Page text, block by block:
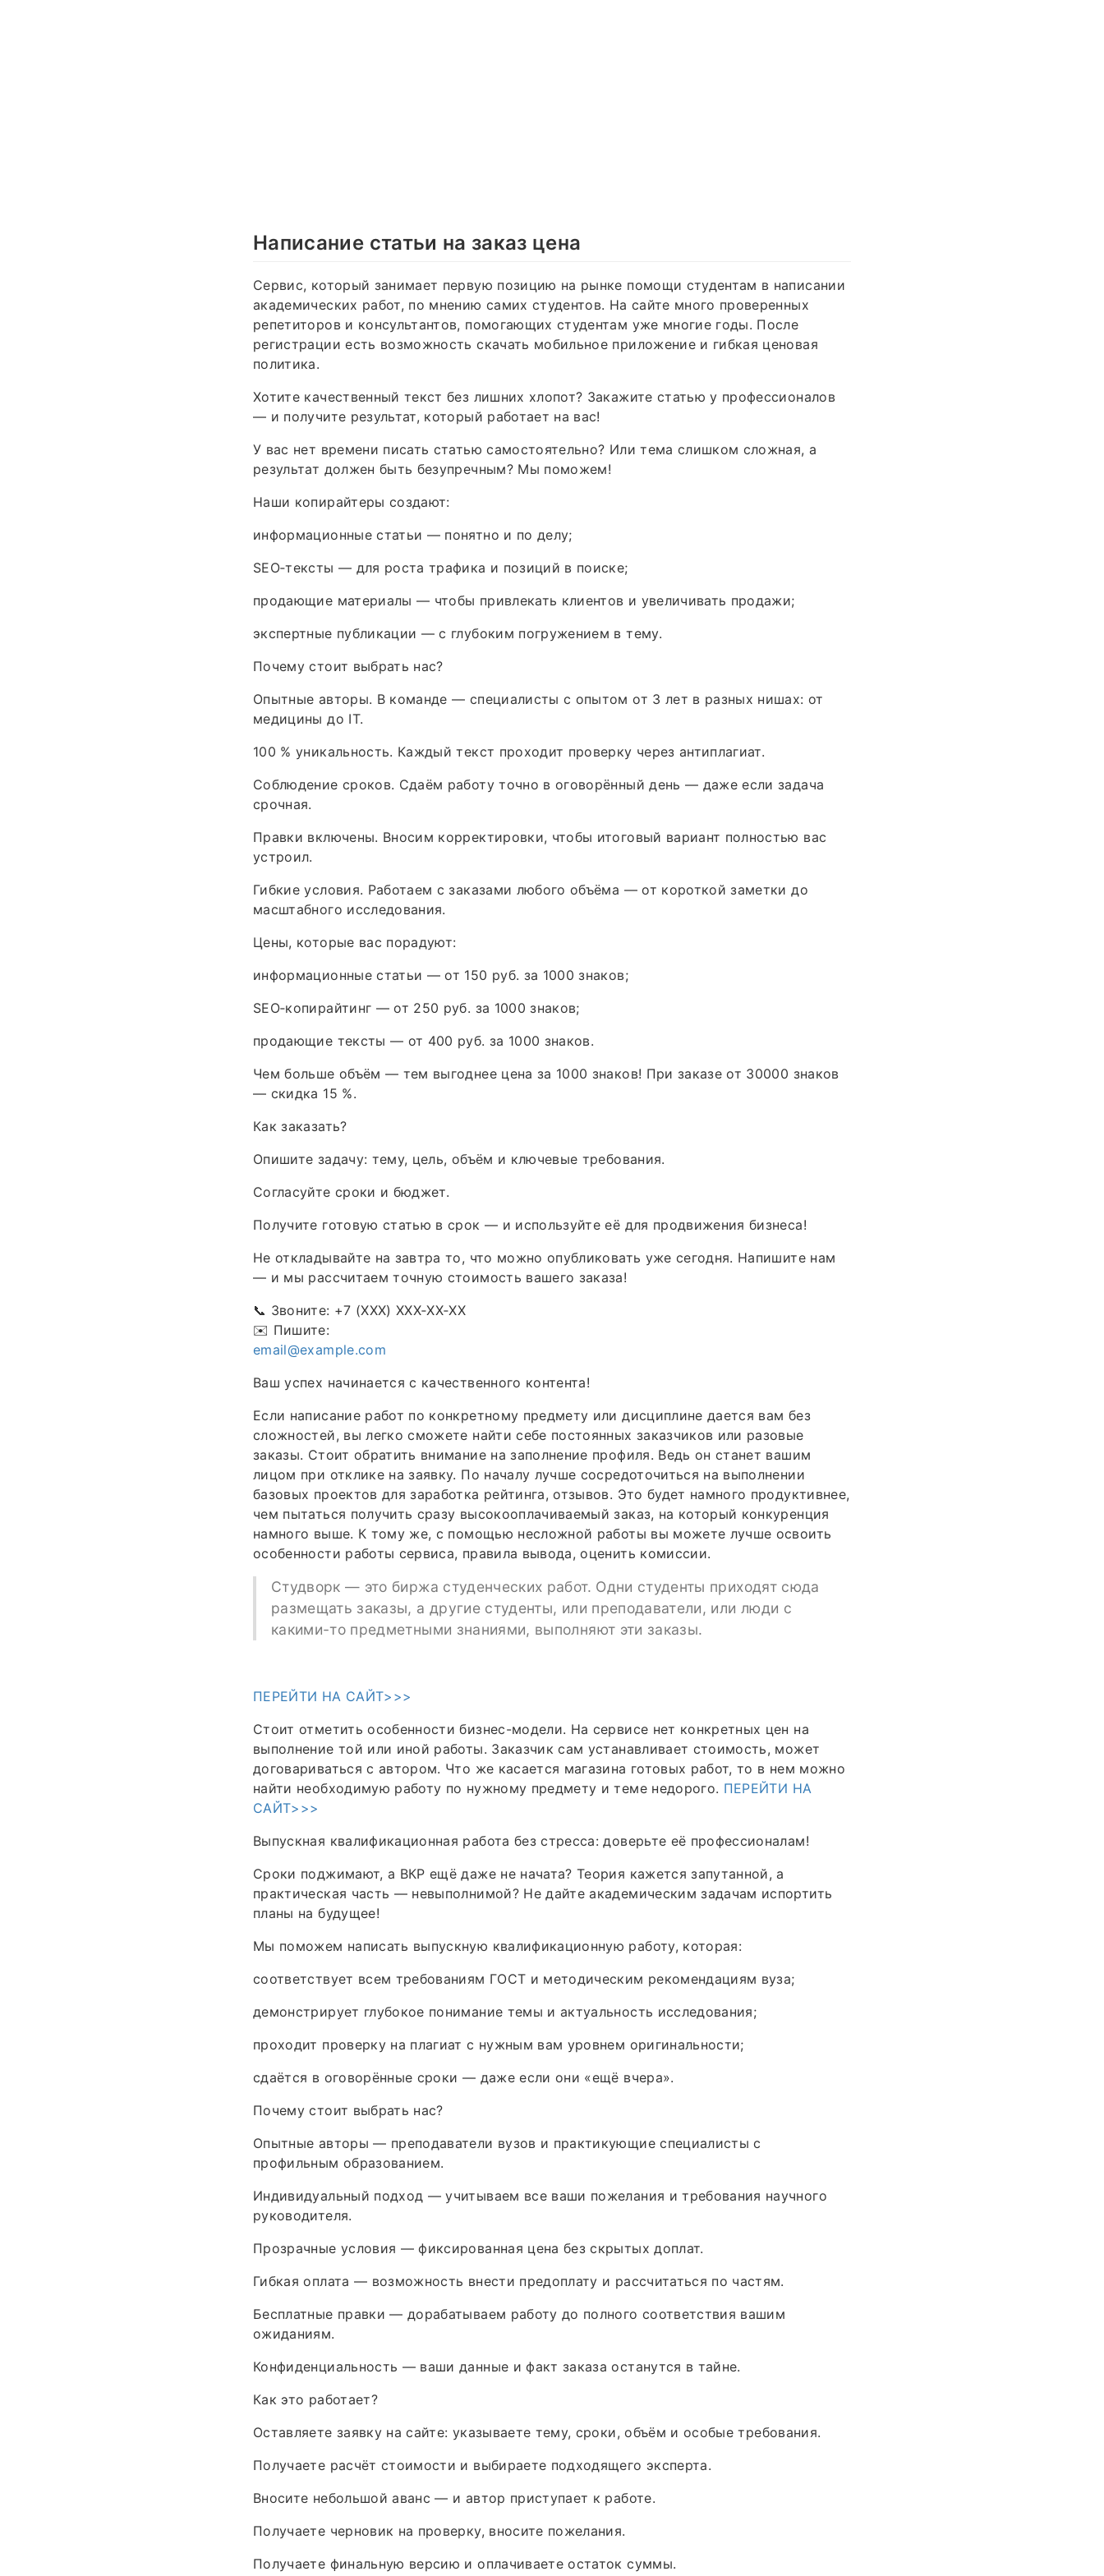
Написание статьи на заказ цена
Сервис, который занимает первую позицию на рынке помощи студентам в написании
академических работ, по мнению самих студентов. На сайте много проверенных
репетиторов и консультантов, помогающих студентам уже многие годы. После
регистрации есть возможность скачать мобильное приложение и гибкая ценовая
политика.
Хотите качественный текст без лишних хлопот? Закажите статью у профессионалов
— и получите результат, который работает на вас!
У вас нет времени писать статью самостоятельно? Или тема слишком сложная, а
результат должен быть безупречным? Мы поможем!
Наши копирайтеры создают:
информационные статьи — понятно и по делу;
SEO‑тексты — для роста трафика и позиций в поиске;
продающие материалы — чтобы привлекать клиентов и увеличивать продажи;
экспертные публикации — с глубоким погружением в тему.
Почему стоит выбрать нас?
Опытные авторы. В команде — специалисты с опытом от 3 лет в разных нишах: от
медицины до IT.
100 % уникальность. Каждый текст проходит проверку через антиплагиат.
Соблюдение сроков. Сдаём работу точно в оговорённый день — даже если задача
срочная.
Правки включены. Вносим корректировки, чтобы итоговый вариант полностью вас
устроил.
Гибкие условия. Работаем с заказами любого объёма — от короткой заметки до
масштабного исследования.
Цены, которые вас порадуют:
информационные статьи — от 150 руб. за 1000 знаков;
SEO‑копирайтинг — от 250 руб. за 1000 знаков;
продающие тексты — от 400 руб. за 1000 знаков.
Чем больше объём — тем выгоднее цена за 1000 знаков! При заказе от 30000 знаков
— скидка 15 %.
Как заказать?
Опишите задачу: тему, цель, объём и ключевые требования.
Согласуйте сроки и бюджет.
Получите готовую статью в срок — и используйте её для продвижения бизнеса!
Не откладывайте на завтра то, что можно опубликовать уже сегодня. Напишите нам
— и мы рассчитаем точную стоимость вашего заказа!
📞 Звоните: +7 (XXX) XXX‑XX‑XX
✉️ Пишите:
email@example.com
Ваш успех начинается с качественного контента!
Если написание работ по конкретному предмету или дисциплине дается вам без
сложностей, вы легко сможете найти себе постоянных заказчиков или разовые
заказы. Стоит обратить внимание на заполнение профиля. Ведь он станет вашим
лицом при отклике на заявку. По началу лучше сосредоточиться на выполнении
базовых проектов для заработка рейтинга, отзывов. Это будет намного продуктивнее,
чем пытаться получить сразу высокооплачиваемый заказ, на который конкуренция
намного выше. К тому же, с помощью несложной работы вы можете лучше освоить
особенности работы сервиса, правила вывода, оценить комиссии.
Студворк — это биржа студенческих работ. Одни студенты приходят сюда
размещать заказы, а другие студенты, или преподаватели, или люди с
какими-то предметными знаниями, выполняют эти заказы.
ПЕРЕЙТИ НА САЙТ>>>
Стоит отметить особенности бизнес-модели. На сервисе нет конкретных цен на
выполнение той или иной работы. Заказчик сам устанавливает стоимость, может
договариваться с автором. Что же касается магазина готовых работ, то в нем можно
найти необходимую работу по нужному предмету и теме недорого. ПЕРЕЙТИ НА
САЙТ>>>
Выпускная квалификационная работа без стресса: доверьте её профессионалам!
Сроки поджимают, а ВКР ещё даже не начата? Теория кажется запутанной, а
практическая часть — невыполнимой? Не дайте академическим задачам испортить
планы на будущее!
Мы поможем написать выпускную квалификационную работу, которая:
соответствует всем требованиям ГОСТ и методическим рекомендациям вуза;
демонстрирует глубокое понимание темы и актуальность исследования;
проходит проверку на плагиат с нужным вам уровнем оригинальности;
сдаётся в оговорённые сроки — даже если они «ещё вчера».
Почему стоит выбрать нас?
Опытные авторы — преподаватели вузов и практикующие специалисты с
профильным образованием.
Индивидуальный подход — учитываем все ваши пожелания и требования научного
руководителя.
Прозрачные условия — фиксированная цена без скрытых доплат.
Гибкая оплата — возможность внести предоплату и рассчитаться по частям.
Бесплатные правки — дорабатываем работу до полного соответствия вашим
ожиданиям.
Конфиденциальность — ваши данные и факт заказа останутся в тайне.
Как это работает?
Оставляете заявку на сайте: указываете тему, сроки, объём и особые требования.
Получаете расчёт стоимости и выбираете подходящего эксперта.
Вносите небольшой аванс — и автор приступает к работе.
Получаете черновик на проверку, вносите пожелания.
Получаете финальную версию и оплачиваете остаток суммы.